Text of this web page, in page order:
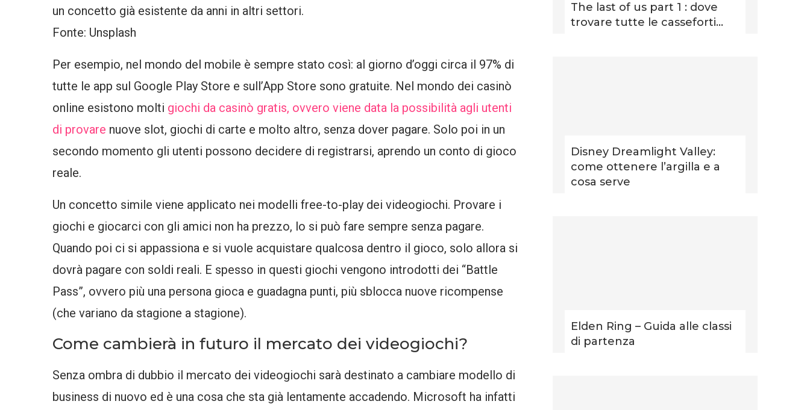
un concetto già esistente da anni in altri settori.
Fonte: Unsplash
Per esempio, nel mondo del mobile è sempre stato così: al giorno d’oggi circa il 97% di
tutte le app sul Google Play Store e sull’App Store sono gratuite. Nel mondo dei casinò
online esistono molti giochi da casinò gratis, ovvero viene data la possibilità agli utenti
di provare nuove slot, giochi di carte e molto altro, senza dover pagare. Solo poi in un
secondo momento gli utenti possono decidere di registrarsi, aprendo un conto di gioco
reale.
Un concetto simile viene applicato nei modelli free-to-play dei videogiochi. Provare i
giochi e giocarci con gli amici non ha prezzo, lo si può fare sempre senza pagare.
Quando poi ci si appassiona e si vuole acquistare qualcosa dentro il gioco, solo allora si
dovrà pagare con soldi reali. E spesso in questi giochi vengono introdotti dei “Battle
Pass”, ovvero più una persona gioca e guadagna punti, più sblocca nuove ricompense
(che variano da stagione a stagione).
Come cambierà in futuro il mercato dei videogiochi?
Senza ombra di dubbio il mercato dei videogiochi sarà destinato a cambiare modello di
business di nuovo ed è una cosa che sta già lentamente accadendo. Microsoft ha infatti
The last of us part 1 : dove
trovare tutte le casseforti...
Disney Dreamlight Valley:
come ottenere l’argilla e a
cosa serve
Elden Ring – Guida alle classi
di partenza